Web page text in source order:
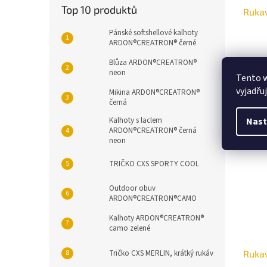
Tento
Top 10 produktů
Pánské softshellové kalhoty
ARDON®CREATRON® černé
Blůza ARDON®CREATRON®
neon
Mikina ARDON®CREATRON®
černá
Kalhoty s laclem
ARDON®CREATRON® černá
neon
TRIČKO CXS SPORTY COOL
Outdoor obuv
ARDON®CREATRON®CAMO
Kalhoty ARDON®CREATRON®
camo zelené
Tričko CXS MERLIN, krátký rukáv